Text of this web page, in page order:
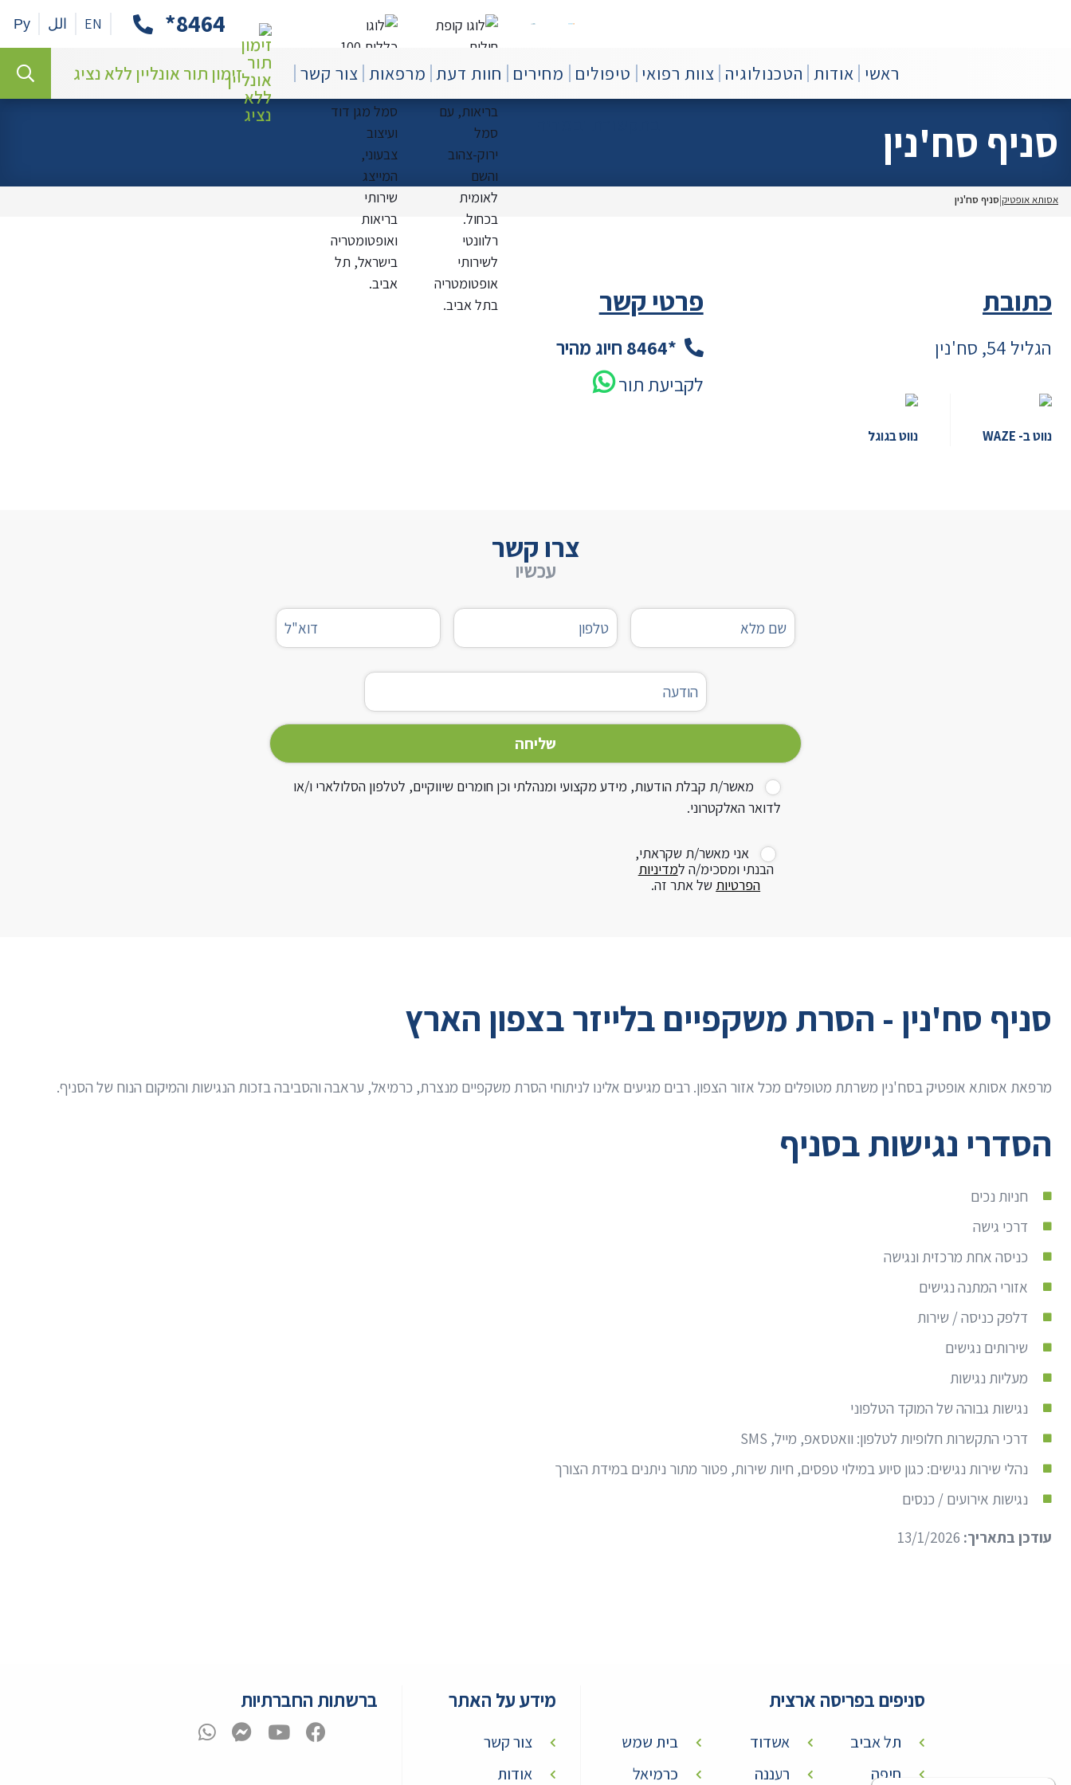
בלייזר
8464*
EN الل Ру
ראשי אודות הטכנולוגיה צוות רפואי טיפולים מחירים חוות דעת מרפאות צור קשר זימון תור אונליין ללא נציג
סניף סח'נין
אסותא אופטיק סניף סח'נין
כתובת
הגליל 54, סח'נין
נווט ב- WAZE נווט בגוגל
פרטי קשר
*8464
חיוג מהיר
לקביעת תור
צרו קשר
עכשיו
שם
מלא
טלפון דוא"ל
הודעה
מאשר/ת קבלת הודעות, מידע מקצועי ומנהלתי וכן חומרים שיווקיים, לטלפון הסלולארי ו/או
לדואר האלקטרוני.
אני מאשר/ת שקראתי,
הבנתי ומסכימ/ה למדיניות
הפרטיות של אתר זה.
סניף סח'נין - הסרת משקפיים בלייזר בצפון הארץ
מרפאת אסותא אופטיק בסח'נין משרתת מטופלים מכל אזור הצפון. רבים מגיעים אלינו לניתוחי הסרת משקפיים מנצרת, כרמיאל, עראבה והסביבה בזכות הנגישות והמיקום הנוח של הסניף.
הסדרי נגישות בסניף
חניות נכים
דרכי גישה
כניסה אחת מרכזית ונגישה
אזורי המתנה נגישים
דלפק כניסה / שירות
שירותים נגישים
מעליות נגישות
נגישות גבוהה של המוקד הטלפוני
דרכי התקשרות חלופיות לטלפון: וואטסאפ, מייל, SMS
נהלי שירות נגישים: כגון סיוע במילוי טפסים, חיות שירות, פטור מתור ניתנים במידת הצורך
נגישות אירועים / כנסים
עודכן בתאריך:
סניפים בפריסה ארצית
תל אביב
חיפה
אשדוד
רעננה
בית שמש
כרמיאל
מידע על האתר
צור קשר
אודות
ברשתות החברתיות